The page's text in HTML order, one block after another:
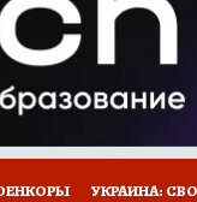
УКРАИНА: